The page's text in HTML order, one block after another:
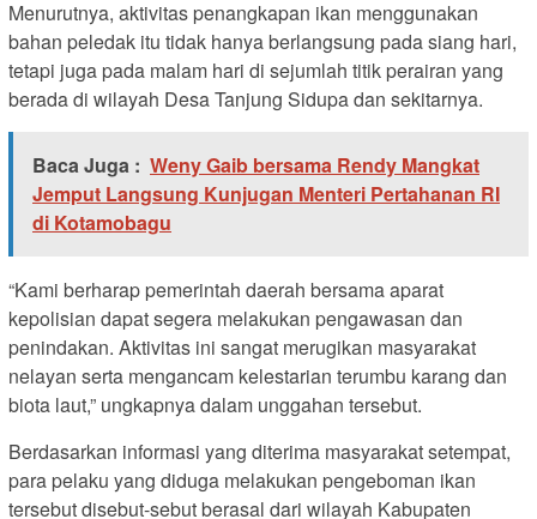
Menurutnya, aktivitas penangkapan ikan menggunakan
bahan peledak itu tidak hanya berlangsung pada siang hari,
tetapi juga pada malam hari di sejumlah titik perairan yang
berada di wilayah Desa Tanjung Sidupa dan sekitarnya.
Baca Juga : Weny Gaib bersama Rendy Mangkat
Jemput Langsung Kunjugan Menteri Pertahanan RI
di Kotamobagu
“Kami berharap pemerintah daerah bersama aparat
kepolisian dapat segera melakukan pengawasan dan
penindakan. Aktivitas ini sangat merugikan masyarakat
nelayan serta mengancam kelestarian terumbu karang dan
biota laut,” ungkapnya dalam unggahan tersebut.
Berdasarkan informasi yang diterima masyarakat setempat,
para pelaku yang diduga melakukan pengeboman ikan
tersebut disebut-sebut berasal dari wilayah Kabupaten